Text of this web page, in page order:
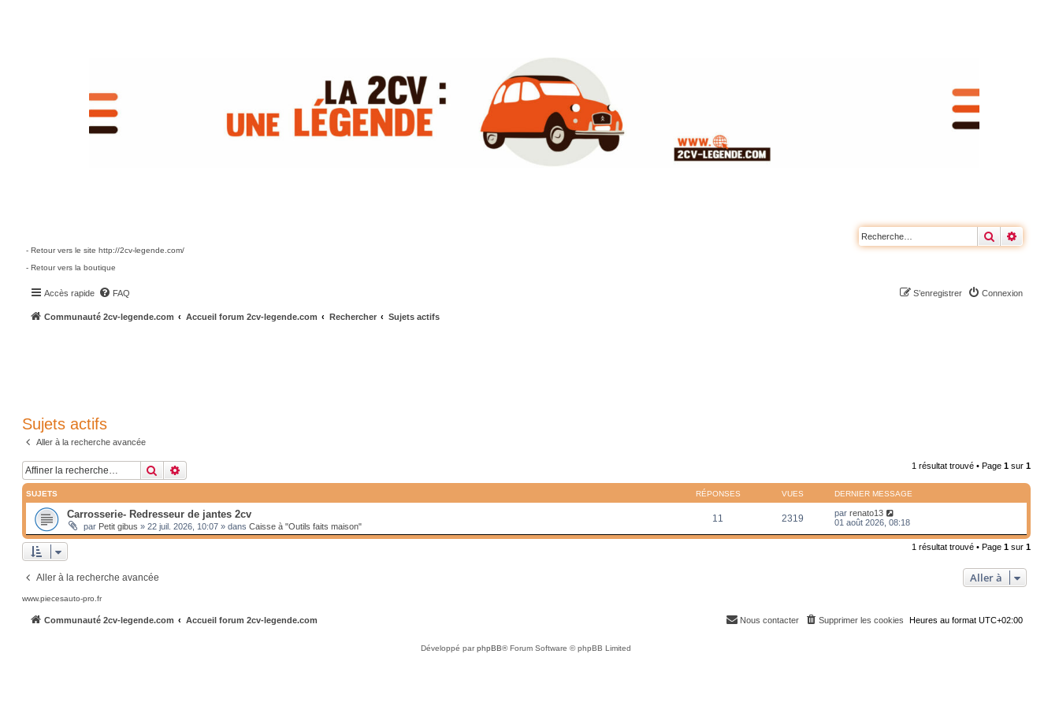
Rechercher
- Retour vers le site http://2cv-legende.com/
- Retour vers la boutique
Accès rapide FAQ Connexion
S’enregistrer
Communauté 2cv-legende.com Accueil forum 2cv-legende.com Rechercher Sujets actifs
Sujets actifs
Aller à la recherche avancée
Rechercher 1 résultat trouvé • Page1 sur1
SUJETS RÉPONSES VUES DERNIER MESSAGE
Carrosserie- Redresseur de jantes 2cv
par Petit gibus » 22 juil. 2026, 10:07» dans Caisse à "Outils faits maison"
11 2319 parrenato13
01 août 2026, 08:18
1 résultat trouvé • Page1 sur1
Aller à la recherche avancée Aller à
www.piecesauto-pro.fr
Communauté 2cv-legende.com Accueil forum 2cv-legende.com Heures au formatUTC+02:00
Supprimer les cookies
Nous contacter
Développé parphpBB® Forum Software © phpBB Limited